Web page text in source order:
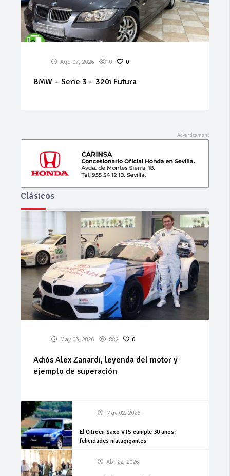
Ago 07, 2026 0 0
RENAULT – Koleos – Dynamique 2.0 dCi
Clásicos
May 03, 2026 882 0
Adiós Alex Zanardi, leyenda del motor y
ejemplo de superación
May 02, 2026
El Citroen Saxo VTS cumple 30 años:
felicidades matagigantes
Abr 22, 2026